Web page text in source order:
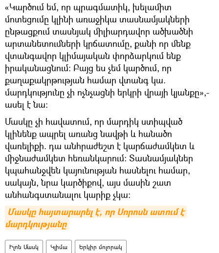
«Կարծում եմ, որ պրագմատիկ, խելամիտ
մոտեցումը կլինի առաջիկա տասնամյակների
ընթացքում տասնյակ միլիարդավոր ածխածնի
արտանետումների կրճատումը, քանի որ մենք
վտանգավոր կլիմայական փորձարկում ենք
իրականացնում: Բայց ես չեմ կարծում, որ
քաղաքակրթության համար վտանգ կա.
մարդկությունը չի ոչնչացնի երկրի վրայի կյանքը»,-
ասել է նա։
Մասկը չի հավատում, որ մարդիկ ստիպված
կլինենք ապրել առանց նավթի և հանածո
վառելիքի. դա անհրաժեշտ է կարճաժամկետ և
միջնաժամկետ հեռանկարում։ Տասնամյակներ
կպահանջվեն կայունության հասնելու համար,
սակայն, նրա կարծիքով, այս մասին շատ
անհանգստանալու կարիք չկա։
Մասկը հայտարարել է, որ Սորոսն ատում է
մարդկությանը
Իլոն Մասկ Կլիմա Երկիր մոլորակ